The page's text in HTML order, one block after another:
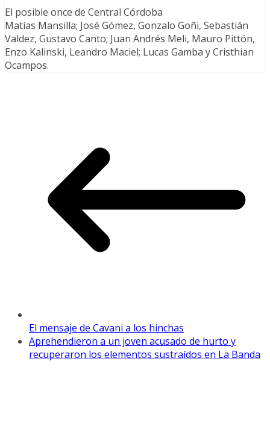
El posible once de Central Córdoba
Matías Mansilla; José Gómez, Gonzalo Goñi, Sebastián
Valdez, Gustavo Canto; Juan Andrés Meli, Mauro Pittón,
Enzo Kalinski, Leandro Maciel; Lucas Gamba y Cristhian
Ocampos.
El mensaje de Cavani a los hinchas
Aprehendieron a un joven acusado de hurto y
recuperaron los elementos sustraídos en La Banda